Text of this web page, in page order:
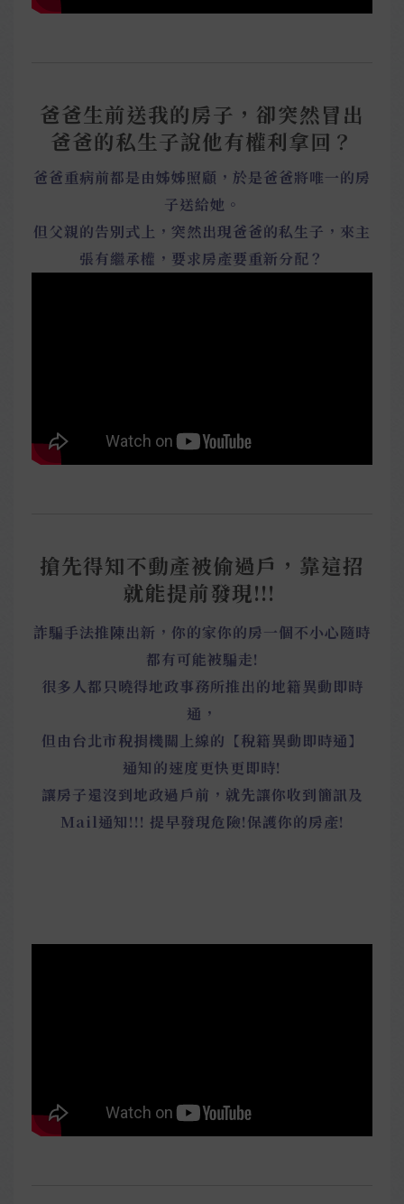
爸爸生前送我的房子，卻突然冒出
爸爸的私生子說他有權利拿回？
爸爸重病前都是由姊姊照顧，於是爸爸將唯一的房
子送給她。
但父親的告別式上，突然出現爸爸的私生子，來主
張有繼承權，要求房產要重新分配？
搶先得知不動產被偷過戶，靠這招
就能提前發現!!!
詐騙手法推陳出新，你的家你的房一個不小心隨時
都有可能被騙走!
很多人都只曉得地政事務所推出的地籍異動即時
通，
但由台北市稅捐機關上線的【稅籍異動即時通】
通知的速度更快更即時!
讓房子還沒到地政過戶前，就先讓你收到簡訊及
Mail通知!!! 提早發現危險!保護你的房產!